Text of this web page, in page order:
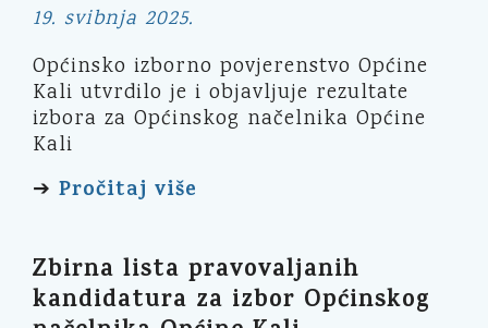
19. svibnja 2025.
Općinsko izborno povjerenstvo Općine
Kali utvrdilo je i objavljuje rezultate
izbora za Općinskog načelnika Općine
Kali
➔ Pročitaj više
Zbirna lista pravovaljanih
kandidatura za izbor Općinskog